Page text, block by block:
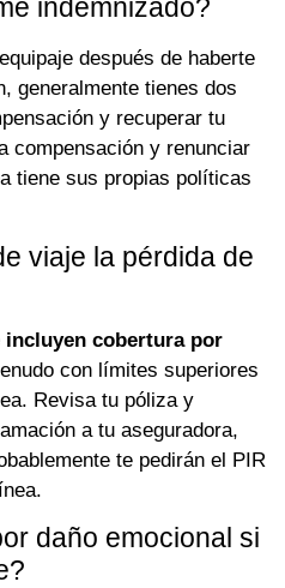
indemnizado?
después de haberte
generalmente tienes dos
y recuperar tu
compensación y renunciar
tiene sus propias políticas
viaje la pérdida de
incluyen cobertura por
con límites superiores
Revisa tu póliza y
a tu aseguradora,
te pedirán el PIR
daño emocional si